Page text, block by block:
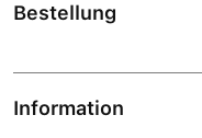
Bestellung
Information